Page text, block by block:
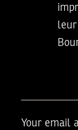
leur
Your email